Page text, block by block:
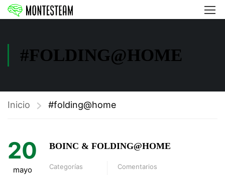
#FOLDING@HOME
Inicio #folding@home
20
mayo
BOINC & FOLDING@HOME
Categorías
Comentarios